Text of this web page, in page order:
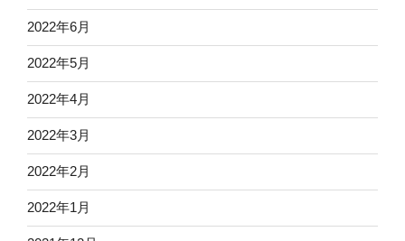
2022年6月
2022年5月
2022年4月
2022年3月
2022年2月
2022年1月